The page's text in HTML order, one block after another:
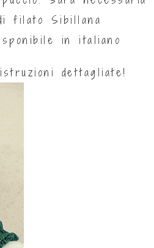
filato Sibillana
in italiano
dettagliate!